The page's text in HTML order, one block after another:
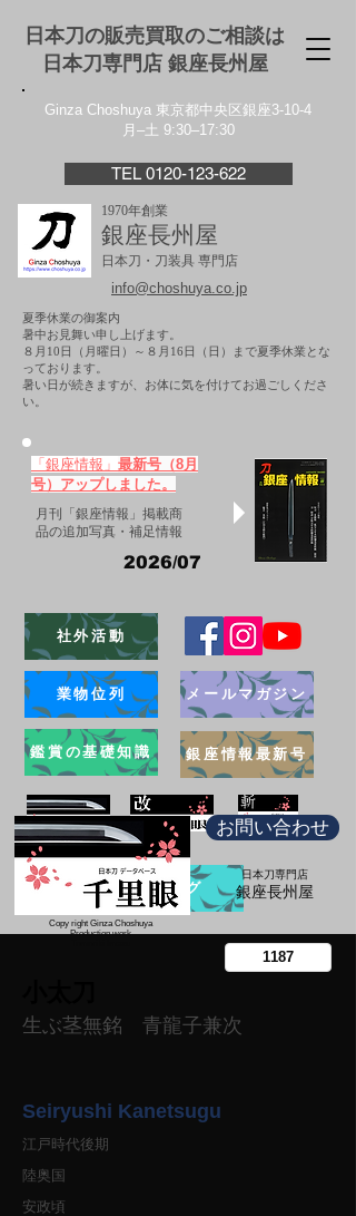
日本刀の販売買取のご相談は
日本刀専門店 銀座⻑州屋
Ginza Choshuya 東京都中央区銀座3-10-4
月–土 9:30–17:30
TEL 0120-123-622
1970年創業
銀座長州屋
日本刀・刀装具 専門店
info@choshuya.co.jp
夏季休業の御案内
暑中お見舞い申し上げます。
８月10日（月曜日）～８月16日（日）まで夏季休業とな
っております。
​暑い日が続きますが、お体に気を付けてお過ごしくださ
い。
「銀座情報」 最新号（8月
号）アップしました。
月刊「銀座情報」掲載商
品の追加写真・補足情報
2026/07
社外活動
業物位列
鑑賞の基礎知識
メールマガジン
銀座情報最新号
ブログ
お問い合わせ
日本刀専門店
​銀座長州屋
Copy right Ginza Choshuya
Production work
生ぶ茎無銘 青龍子兼次
Seiryushi Kanetsugu
江戸時代後期
陸奥国
安政頃